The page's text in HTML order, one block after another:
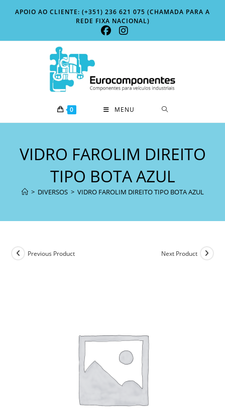
APOIO AO CLIENTE: (+351) 236 621 075 (CHAMADA PARA A
REDE FIXA NACIONAL)
0 MENU
VIDRO FAROLIM DIREITO
TIPO BOTA AZUL
> DIVERSOS > VIDRO FAROLIM DIREITO TIPO BOTA AZUL
Previous Product Next Product